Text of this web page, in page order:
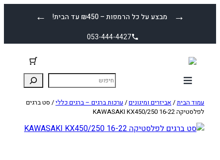
← מבצע על כל הרמפות – ₪450 עד הבית! →
053-444-4427
עמוד הבית/אביזרים ומיגונים/ ערכות ברגים – ברגים כללי/ סט ברגים
לפלסטיקה KAWASAKI KX450/250 16-22